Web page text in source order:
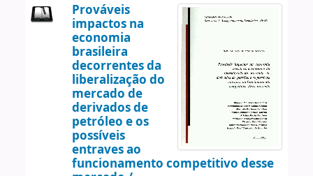
Prováveis
impactos na
economia
brasileira
decorrentes da
liberalização do
mercado de
derivados de
petróleo e os
possíveis
entraves ao
funcionamento competitivo desse